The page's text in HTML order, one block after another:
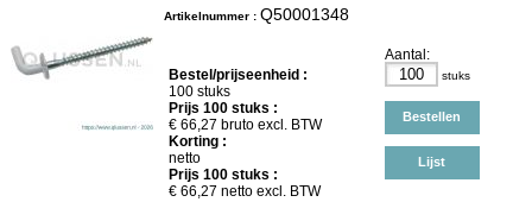
Artikelnummer : Q50001348
Bestel/prijseenheid :
100 stuks
Prijs 100stuks :
€ 66,27 bruto excl. BTW
Korting :
netto
Prijs 100stuks :
€ 66,27 netto excl. BTW
Aantal:
stuks
Bestellen
Lijst